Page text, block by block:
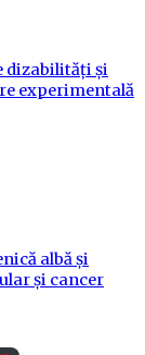
dizabilități și
experimentală
albă și
și cancer